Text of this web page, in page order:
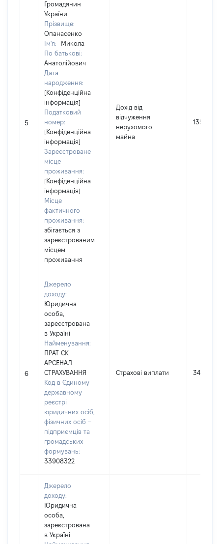
5
Громадянин
України
Прізвище:
Опанасенко
Ім'я:
Микола
По батькові:
Анатолійович
Дата
народження:
[Конфіденційна
інформація]
Податковий
номер:
[Конфіденційна
інформація]
Зареєстроване
місце
проживання:
[Конфіденційна
інформація]
Місце
фактичного
проживання:
збігається з
зареєстрованим
місцем
проживання
Дохід від
відчуження
нерухомого
майна
135000
6
Джерело
доходу:
Юридична
особа,
зареєстрована
в Україні
Найменування:
ПРАТ СК
АРСЕНАЛ
СТРАХУВАННЯ
Код в Єдиному
державному
реєстрі
юридичних осіб,
фізичних осіб –
підприємців та
громадських
формувань:
33908322
Страхові виплати 34884
Джерело
доходу:
Юридична
особа,
зареєстрована
в Україні